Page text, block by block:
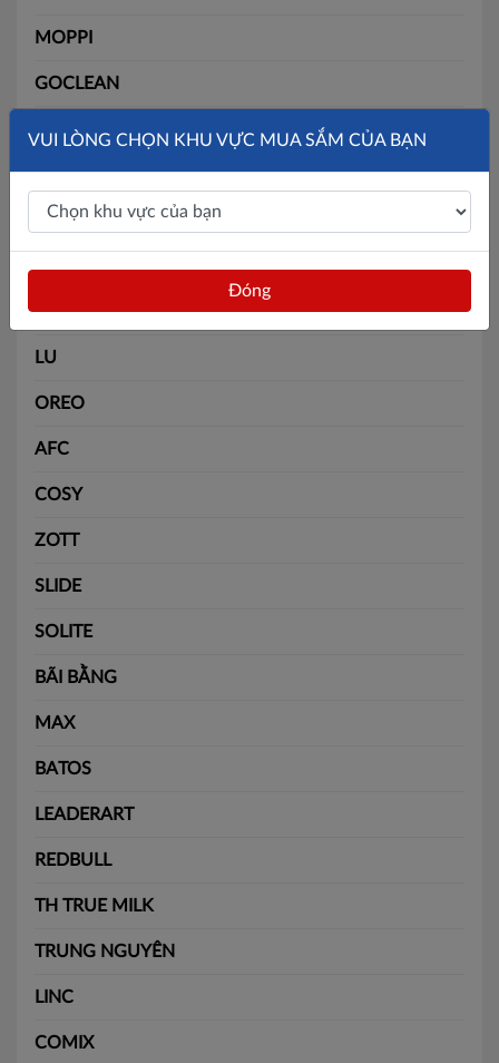
MOPPI
GOCLEAN
QMAX
FAMONY
BATOS TISSUE
ANTABAX
APP
LU
OREO
AFC
COSY
ZOTT
SLIDE
SOLITE
BÃI BẰNG
MAX
BATOS
LEADERART
REDBULL
TH TRUE MILK
TRUNG NGUYÊN
LINC
COMIX
VUI LÒNG CHỌN KHU VỰC MUA SẮM CỦA BẠN
Đóng